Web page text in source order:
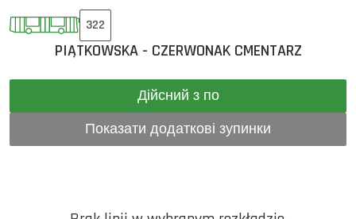
322
PIĄTKOWSKA - CZERWONAK CMENTARZ
Дійсний з по
Показати додаткові зупинки